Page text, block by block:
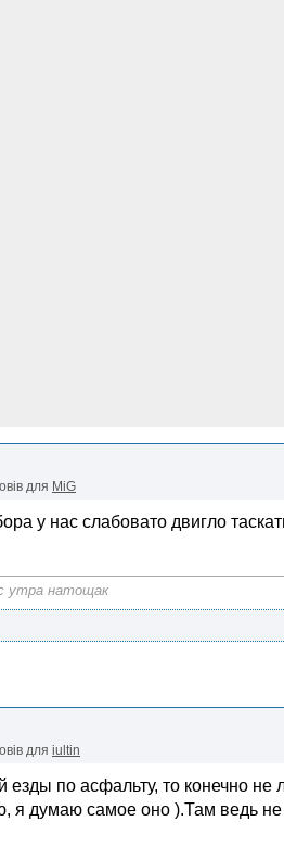
для MiG
у нас слабовато двигло
утра натощак
для iultin
езды по асфальту, то конечно
я думаю самое оно ).Там ведь не